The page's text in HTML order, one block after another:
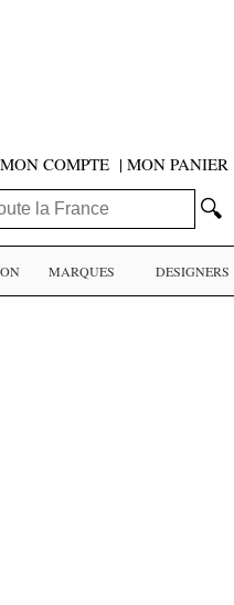
MON COMPTE | MON PANIER
🔍
MARQUES DESIGNERS